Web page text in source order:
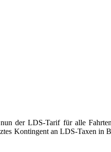
der LDS-Tarif für alle
Kontingent an LDS-Taxen in